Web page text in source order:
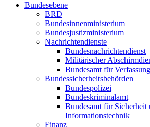
Bundesebene
BRD
Bundesinnenministerium
Bundesjustizministerium
Nachrichtendienste
Bundesnachrichtendienst
Militärischer
Bundesamt für
Bundessicherheitsbehörden
Bundespolizei
Bundeskriminalamt
Bundesamt für Sicherheit
Informationstechnik
Finanz